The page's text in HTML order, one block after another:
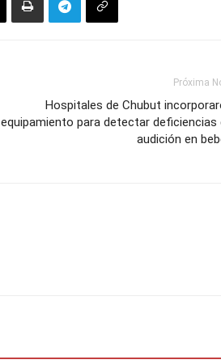
Próxima
Hospitales de Chubut
equipamiento para detectar deficiencias
audición en